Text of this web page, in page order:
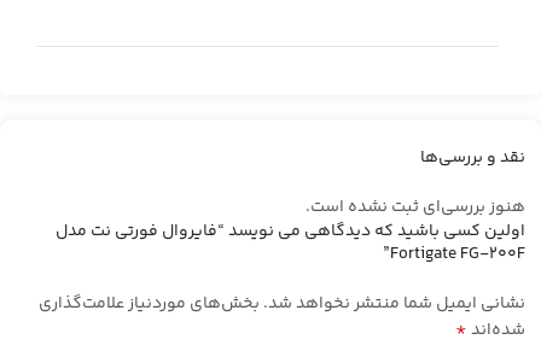
نقد و بررسی‌ها
هنوز بررسی‌ای ثبت نشده است.
اولین کسی باشید که دیدگاهی می نویسد “فایروال فورتی نت مدل
Fortigate FG-200F”
نشانی ایمیل شما منتشر نخواهد شد. بخش‌های موردنیاز علامت‌گذاری
شده‌اند*